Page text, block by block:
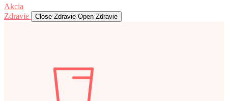
Akcia
Zdravie
Close Zdravie Open Zdravie